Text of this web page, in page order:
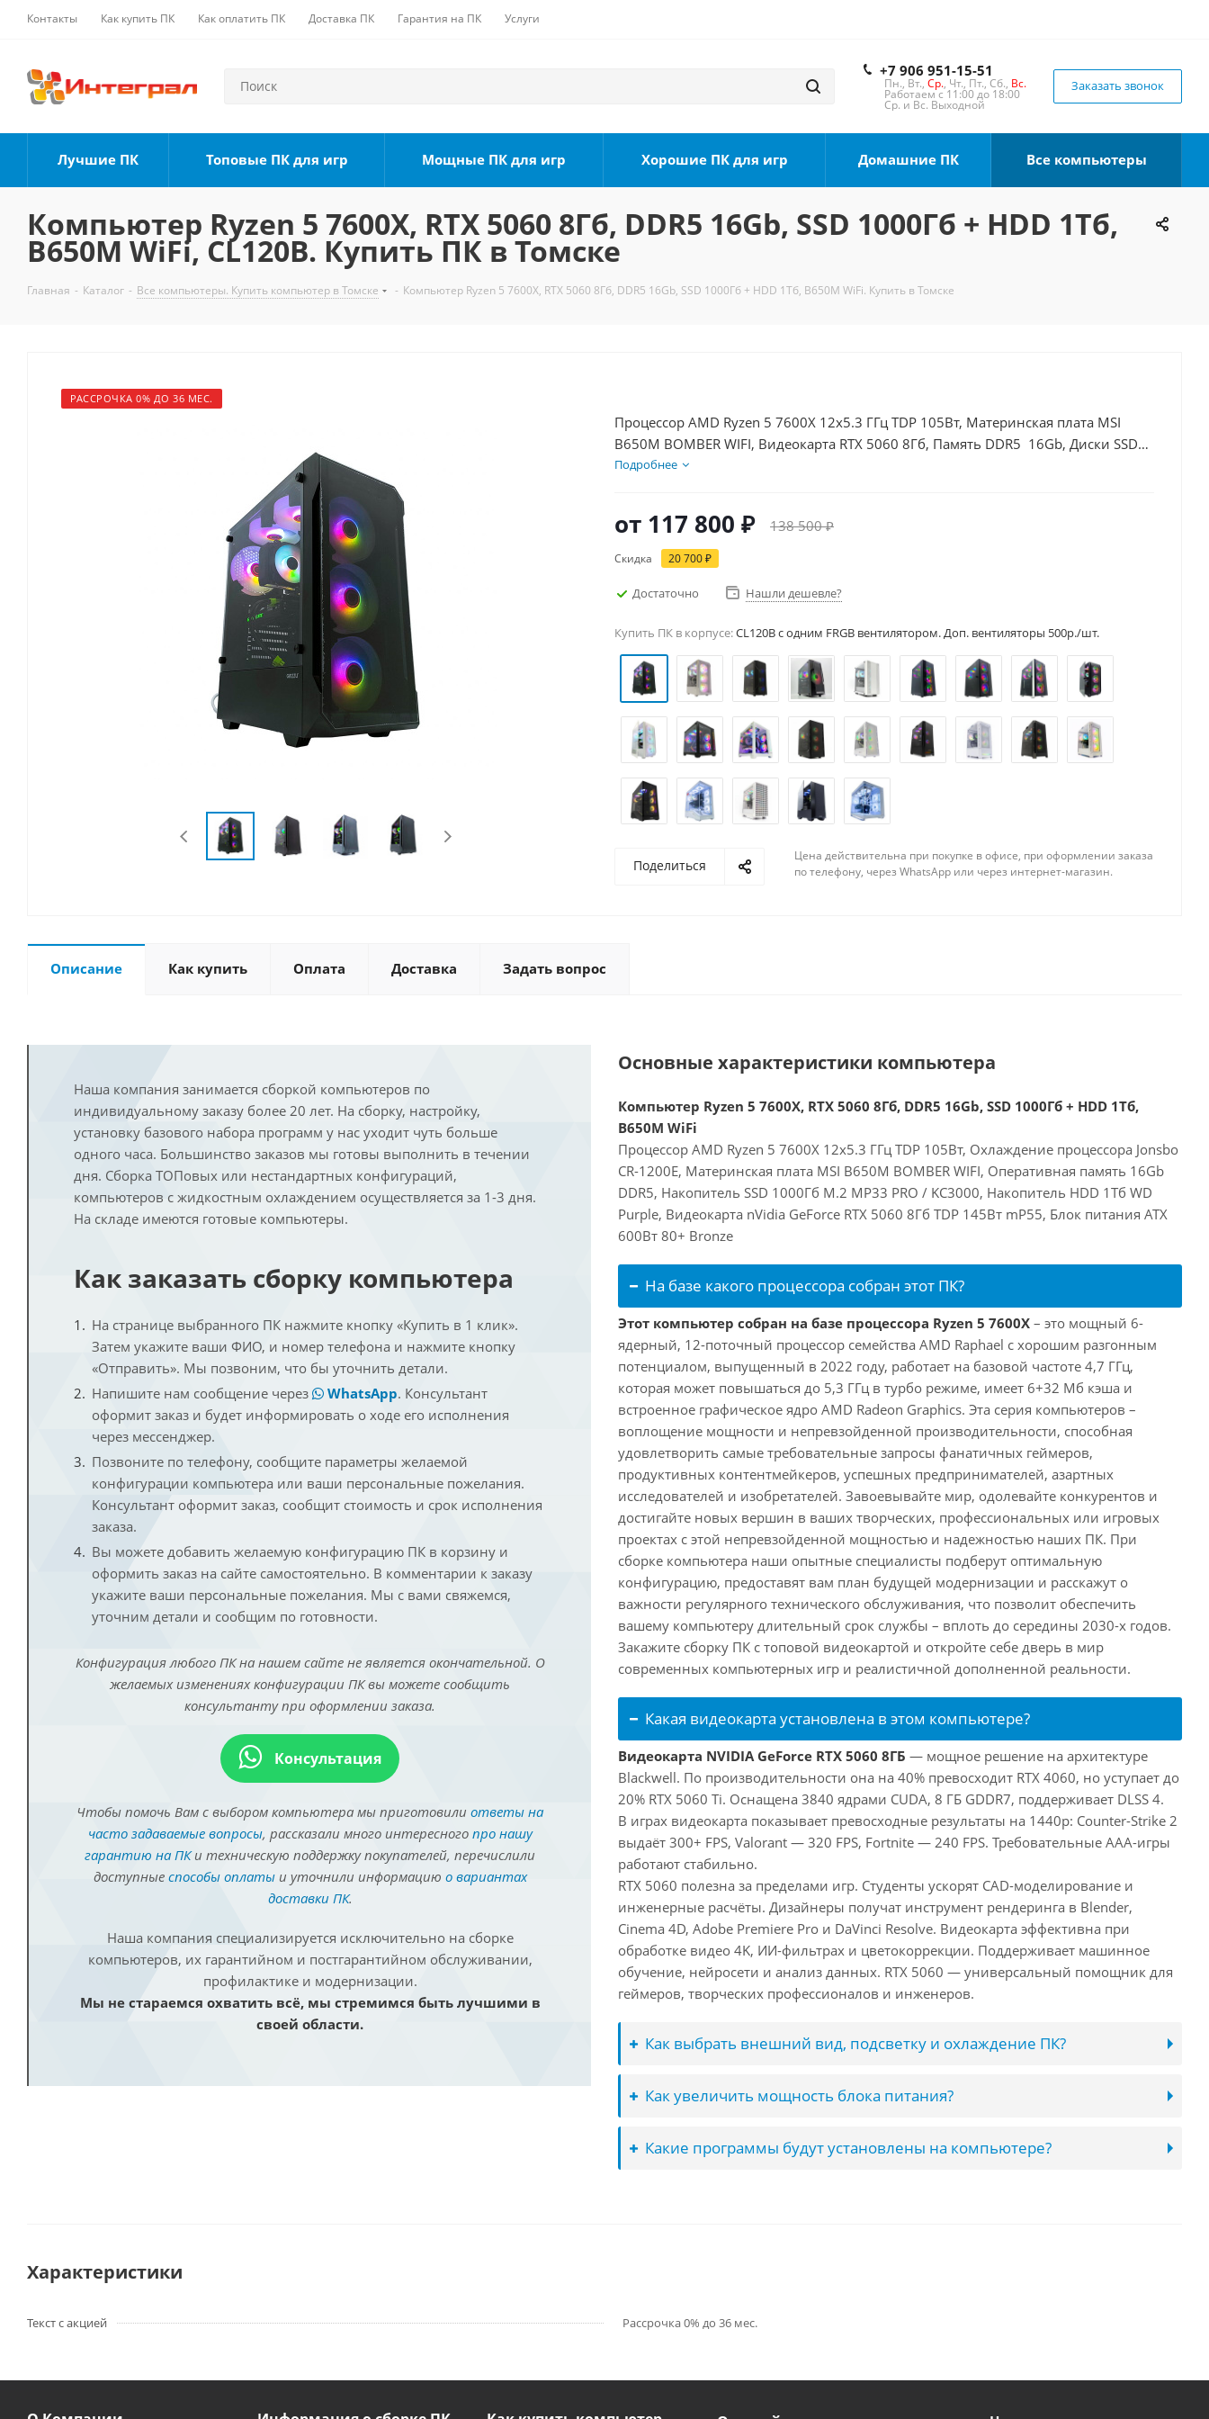
Контакты Как купить ПК Как оплатить ПК Доставка ПК Гарантия на ПК Услуги
+7 906 951-15-51
Пн., Вт., Ср., Чт., Пт., Сб., Вс.
Работаем с 11:00 до 18:00
Ср. и Вс. Выходной
Заказать звонок
Лучшие ПК Топовые ПК для игр Мощные ПК для игр Хорошие ПК для игр Домашние ПК Все компьютеры
Компьютер Ryzen 5 7600X, RTX 5060 8Гб, DDR5 16Gb, SSD 1000Гб + HDD 1Тб,
B650M WiFi, CL120B. Купить ПК в Томске
Главная - Каталог - Все компьютеры. Купить компьютер в Томске - Компьютер Ryzen 5 7600X, RTX 5060 8Гб, DDR5 16Gb, SSD 1000Гб + HDD 1Тб, B650M WiFi. Купить в Томске
РАССРОЧКА 0% ДО 36 МЕС.
Процессор AMD Ryzen 5 7600X 12x5.3 ГГц TDP 105Вт, Материнская плата MSI
B650M BOMBER WIFI, Видеокарта RTX 5060 8Гб, Память DDR5 16Gb, Диски SSD
1000Гб + HDD 1Тб, БП 600Вт
Подробнее
от 117 800 ₽ 138 500 ₽
Скидка 20 700 ₽
Достаточно Нашли дешевле?
Купить ПК в корпусе:CL120B c одним FRGB вентилятором. Доп. вентиляторы 500р./шт.
Поделиться
Цена действительна при покупке в офисе, при оформлении заказа
по телефону, через WhatsApp или через интернет-магазин.
Описание Как купить Оплата Доставка Задать вопрос
Наша компания занимается сборкой компьютеров по
индивидуальному заказу более 20 лет. На сборку, настройку,
установку базового набора программ у нас уходит чуть больше
одного часа. Большинство заказов мы готовы выполнить в течении
дня. Сборка ТОПовых или нестандартных конфигураций,
компьютеров с жидкостным охлаждением осуществляется за 1-3 дня.
На складе имеются готовые компьютеры.
Как заказать сборку компьютера
На странице выбранного ПК нажмите кнопку «Купить в 1 клик».
Затем укажите ваши ФИО, и номер телефона и нажмите кнопку
«Отправить». Мы позвоним, что бы уточнить детали.
Напишите нам сообщение через
WhatsApp. Консультант
оформит заказ и будет информировать о ходе его исполнения
через мессенджер.
Позвоните по телефону, сообщите параметры желаемой
конфигурации компьютера или ваши персональные пожелания.
Консультант оформит заказ, сообщит стоимость и срок исполнения
заказа.
Вы можете добавить желаемую конфигурацию ПК в корзину и
оформить заказ на сайте самостоятельно. В комментарии к заказу
укажите ваши персональные пожелания. Мы с вами свяжемся,
уточним детали и сообщим по готовности.
Конфигурация любого ПК на нашем сайте не является окончательной. О
желаемых изменениях конфигурации ПК вы можете сообщить
консультанту при оформлении заказа.
Консультация
Чтобы помочь Вам с выбором компьютера мы приготовили ответы на
часто задаваемые вопросы, рассказали много интересного про нашу
гарантию на ПКи техническую поддержку покупателей, перечислили
доступные способы оплатыи уточнили информацию о вариантах
доставки ПК.
Наша компания специализируется исключительно на сборке
компьютеров, их гарантийном и постгарантийном обслуживании,
профилактике и модернизации.
Мы не стараемся охватить всё, мы стремимся быть лучшими в
своей области.
Основные характеристики компьютера
Компьютер Ryzen 5 7600X, RTX 5060 8Гб, DDR5 16Gb, SSD 1000Гб + HDD 1Тб,
B650M WiFi
Процессор AMD Ryzen 5 7600X 12x5.3 ГГц TDP 105Вт, Охлаждение процессора Jonsbo
CR-1200E, Материнская плата MSI B650M BOMBER WIFI, Оперативная память 16Gb
DDR5, Накопитель SSD 1000Гб M.2 MP33 PRO / KC3000, Накопитель HDD 1Тб WD
Purple, Видеокарта nVidia GeForce RTX 5060 8Гб TDP 145Вт mP55, Блок питания ATX
600Вт 80+ Bronze
На базе какого процессора собран этот ПК?
Этот компьютер собран на базе процессора Ryzen 5 7600X – это мощный 6-
ядерный, 12-поточный процессор семейства AMD Raphael с хорошим разгонным
потенциалом, выпущенный в 2022 году, работает на базовой частоте 4,7 ГГц,
которая может повышаться до 5,3 ГГц в турбо режиме, имеет 6+32 Мб кэша и
встроенное графическое ядро AMD Radeon Graphics. Эта серия компьютеров –
воплощение мощности и непревзойденной производительности, способная
удовлетворить самые требовательные запросы фанатичных геймеров,
продуктивных контентмейкеров, успешных предпринимателей, азартных
исследователей и изобретателей. Завоевывайте мир, одолевайте конкурентов и
достигайте новых вершин в ваших творческих, профессиональных или игровых
проектах с этой непревзойденной мощностью и надежностью наших ПК. При
сборке компьютера наши опытные специалисты подберут оптимальную
конфигурацию, предоставят вам план будущей модернизации и расскажут о
важности регулярного технического обслуживания, что позволит обеспечить
вашему компьютеру длительный срок службы – вплоть до середины 2030-х годов.
Закажите сборку ПК с топовой видеокартой и откройте себе дверь в мир
современных компьютерных игр и реалистичной дополненной реальности.
Какая видеокарта установлена в этом компьютере?
Видеокарта NVIDIA GeForce RTX 5060 8ГБ — мощное решение на архитектуре
Blackwell. По производительности она на 40% превосходит RTX 4060, но уступает до
20% RTX 5060 Ti. Оснащена 3840 ядрами CUDA, 8 ГБ GDDR7, поддерживает DLSS 4.
В играх видеокарта показывает превосходные результаты на 1440p: Counter-Strike 2
выдаёт 300+ FPS, Valorant — 320 FPS, Fortnite — 240 FPS. Требовательные AAA-игры
работают стабильно.
RTX 5060 полезна за пределами игр. Студенты ускорят CAD-моделирование и
инженерные расчёты. Дизайнеры получат инструмент рендеринга в Blender,
Cinema 4D, Adobe Premiere Pro и DaVinci Resolve. Видеокарта эффективна при
обработке видео 4K, ИИ-фильтрах и цветокоррекции. Поддерживает машинное
обучение, нейросети и анализ данных. RTX 5060 — универсальный помощник для
геймеров, творческих профессионалов и инженеров.
Как выбрать внешний вид, подсветку и охлаждение ПК?
Как увеличить мощность блока питания?
Какие программы будут установлены на компьютере?
Характеристики
Текст с акцией Рассрочка 0% до 36 мес.